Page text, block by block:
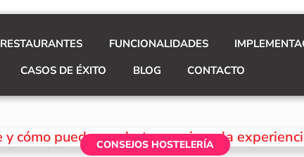
FUNCIONALIDADES
CASOS DE ÉXITO
BLOG CONTACTO
CONSEJOS HOSTELERÍA